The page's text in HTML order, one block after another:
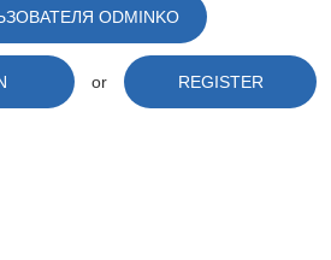
ODMINKO
or REGISTER